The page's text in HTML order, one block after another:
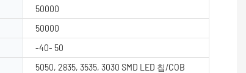
50000
50000
-40- 50
5050, 2835, 3535, 3030 SMD LED 칩/COB